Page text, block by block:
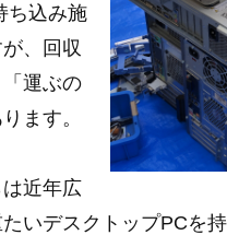
ち込み施
、回収
運ぶの
ます。
近年広
いデスクトップPCを